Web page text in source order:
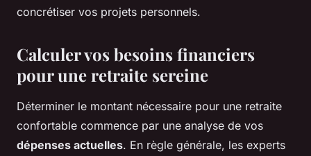
concrétiser vos projets personnels.
Calculer vos besoins financiers
pour une retraite sereine
Déterminer le montant nécessaire pour une retraite
confortable commence par une analyse de vos
dépenses actuelles. En règle générale, les experts